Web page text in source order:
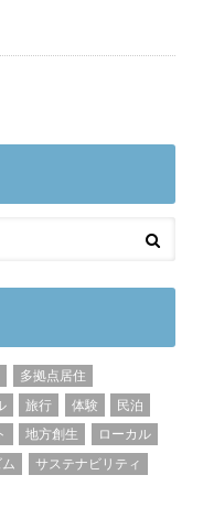
多拠点居住
旅行 体験
民泊
地方創生
ローカル
サステナビリティ